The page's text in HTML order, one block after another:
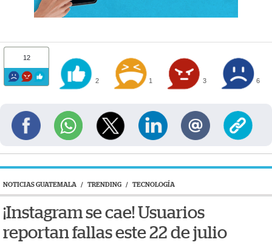
12
2 1 3 6
NOTICIAS GUATEMALA / TRENDING / TECNOLOGÍA
¡Instagram se cae! Usuarios
reportan fallas este 22 de julio